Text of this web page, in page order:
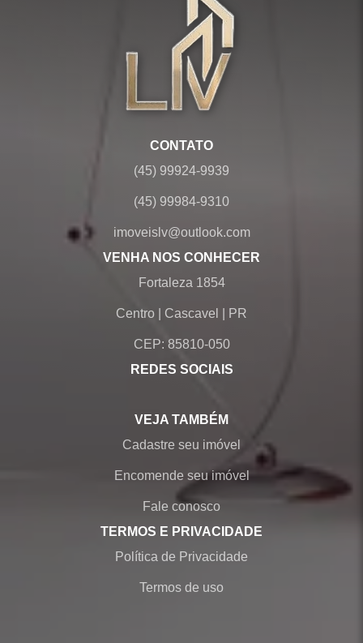
CONTATO
(45) 99924-9939
(45) 99984-9310
imoveislv@outlook.com
VENHA NOS CONHECER
Fortaleza 1854
Centro Cascavel PR
CEP: 85810-050
REDES SOCIAIS
VEJA TAMBÉM
Cadastre seu imóvel
Encomende seu imóvel
Fale conosco
TERMOS E PRIVACIDADE
Política de Privacidade
Termos de uso